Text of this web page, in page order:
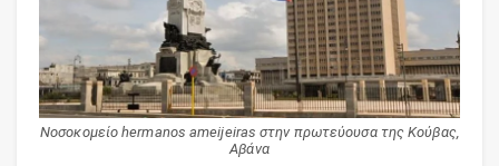
Νοσοκομείο hermanos ameijeiras στην πρωτεύουσα της Κούβας,
Αβάνα